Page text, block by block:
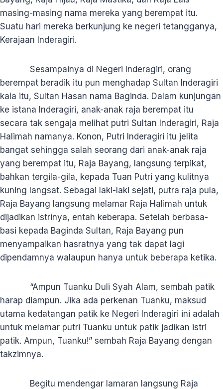
masing-masing nama mereka yang berempat itu.
Suatu hari mereka berkunjung ke negeri tetangganya,
Kerajaan Inderagiri.
Sesampainya di Negeri Inderagiri, orang
berempat beradik itu pun menghadap Sultan Inderagiri
kala itu, Sultan Hasan nama Baginda. Dalam kunjungan
ke istana Inderagiri, anak-anak raja berempat itu
secara tak sengaja melihat putri Sultan Inderagiri, Raja
Halimah namanya. Konon, Putri Inderagiri itu jelita
bangat sehingga salah seorang dari anak-anak raja
yang berempat itu, Raja Bayang, langsung terpikat,
bahkan tergila-gila, kepada Tuan Putri yang kulitnya
kuning langsat. Sebagai laki-laki sejati, putra raja pula,
Raja Bayang langsung melamar Raja Halimah untuk
dijadikan istrinya, entah keberapa. Setelah berbasa-
basi kepada Baginda Sultan, Raja Bayang pun
menyampaikan hasratnya yang tak dapat lagi
dipendamnya walaupun hanya untuk beberapa ketika.
“Ampun Tuanku Duli Syah Alam, sembah patik
harap diampun. Jika ada perkenan Tuanku, maksud
utama kedatangan patik ke Negeri Inderagiri ini adalah
untuk melamar putri Tuanku untuk patik jadikan istri
patik. Ampun, Tuanku!” sembah Raja Bayang dengan
takzimnya.
Begitu mendengar lamaran langsung Raja